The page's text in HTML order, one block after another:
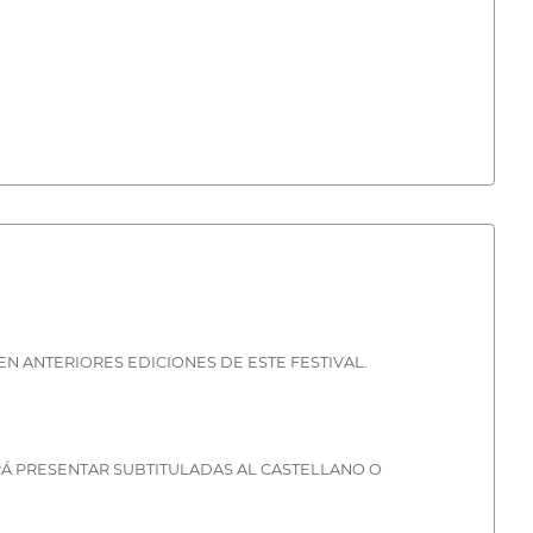
ANTERIORES EDICIONES DE ESTE FESTIVAL.
PRESENTAR SUBTITULADAS AL CASTELLANO O